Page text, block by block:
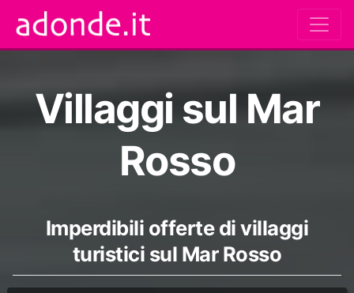
Villaggi sul Mar
Rosso
Imperdibili offerte di villaggi
turistici sul Mar Rosso